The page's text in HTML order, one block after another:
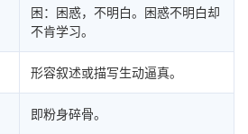
困：困惑，不明白。困惑不明白却
不肯学习。
形容叙述或描写生动逼真。
即粉身碎骨。